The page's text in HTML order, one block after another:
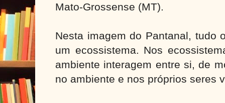
Mato-Grossense (MT).
Nesta imagem do Pantanal, tudo
um ecossistema. Nos
ambiente interagem entre si, de
no ambiente e nos próprios seres